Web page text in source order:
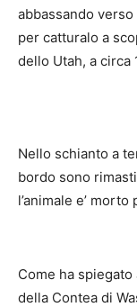
abbassando
per catturalo a
dello Utah, a circa
Nello schianto a
bordo sono
l’animale e’
Come ha
della Contea di